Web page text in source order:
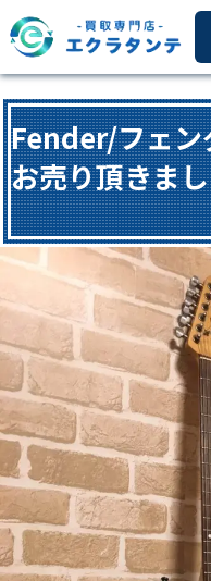
Fender/フェン
お売り頂きま